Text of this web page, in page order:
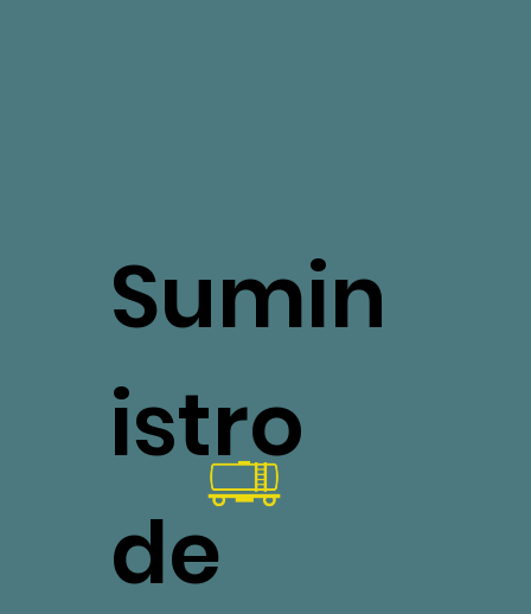
Sumin
istro
de